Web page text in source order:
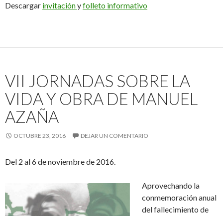
Descargar invitaciónyfolleto informativo
VII JORNADAS SOBRE LA
VIDA Y OBRA DE MANUEL
AZAÑA
OCTUBRE 23, 2016 DEJAR UN COMENTARIO
Del 2 al 6 de noviembre de 2016.
Aprovechando la
conmemoración anual
del fallecimiento de